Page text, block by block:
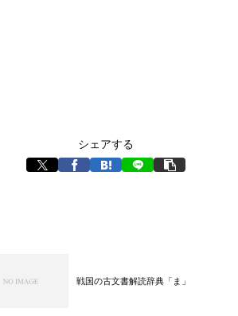
シェアする
戦国の古文書解読辞典「ま」